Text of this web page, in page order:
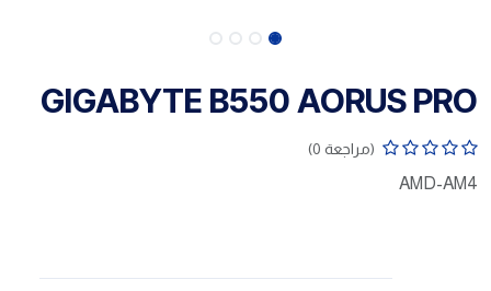
GIGABYTE B550 AORUS PRO
(مراجعة 0)
AMD-AM4